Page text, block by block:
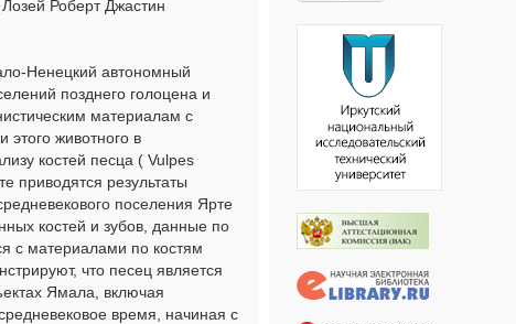
Роберт Джастин
Ненецкий автономный
позднего голоцена и
материалам с
животного в
костей песца ( Vulpes
приводятся результаты
поселения Ярте
костей и зубов, данные по
с материалами по костям
что песец является
Ямала, включая
время, начиная с